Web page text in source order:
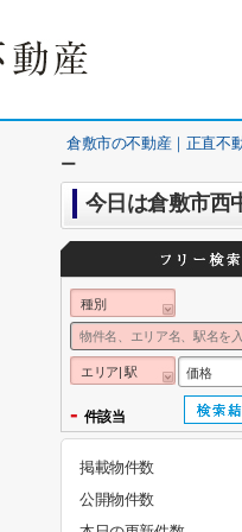
倉敷市の不動産｜正直不
ー
今日は倉敷市西
種別
エリア| 駅 価格
- 件該当
掲載物件数
公開物件数